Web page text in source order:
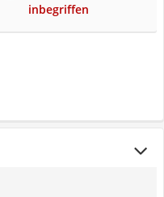
inbegriffen